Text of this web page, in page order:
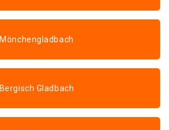
Mönchengladbach
Bergisch Gladbach